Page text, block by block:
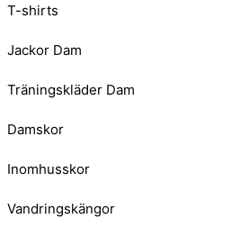
T-shirts
Jackor Dam
Träningskläder Dam
Damskor
Inomhusskor
Vandringskängor